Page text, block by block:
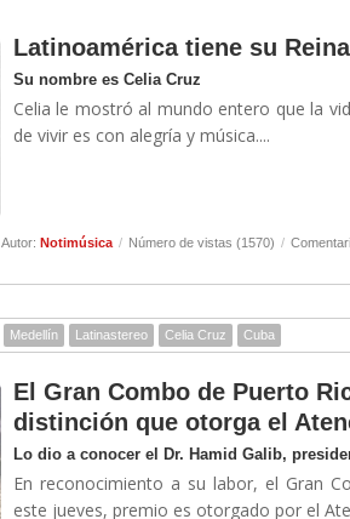
Latinoamérica tiene su
Su nombre es Celia Cruz
Celia le mostró al mundo entero que la
de vivir es con alegría y música....
Autor: Notimúsica / Número de vistas (1570) /
Medellín Latinastereo Celia Cruz Cuba
El Gran Combo de Puerto
distinción que otorga el
Lo dio a conocer el Dr. Hamid Galib,
En reconocimiento a su labor, el Gran
este jueves, premio es otorgado por el